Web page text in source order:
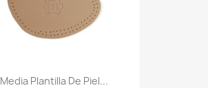
Media Plantilla De Piel...